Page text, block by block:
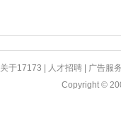
关于17173 人才招聘
广告服
Copyright ©